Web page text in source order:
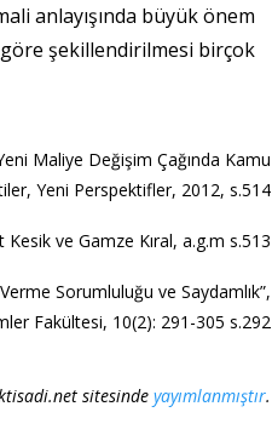
anlayışında büyük önem
şekillendirilmesi birçok
Maliye Değişim Çağında Kamu
Yeni Perspektifler, 2012, s.514
ve Gamze Kıral, a.g.m s.513
Sorumluluğu ve Saydamlık”,
Fakültesi, 10(2): 291-305 s.292
sitesinde yayımlanmıştır.